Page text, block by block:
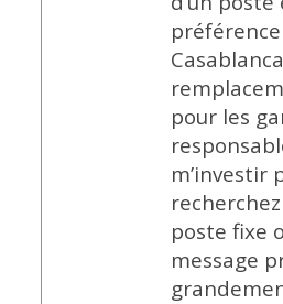
pour les
m’investir
poste fixe
message